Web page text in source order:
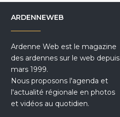
ARDENNEWEB
Ardenne Web est le magazine
des ardennes sur le web depuis
mars 1999.
Nous proposons l'agenda et
l'actualité régionale en photos
et vidéos au quotidien.